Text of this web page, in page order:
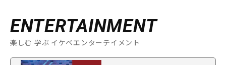
ENTERTAINMENT
楽しむ 学ぶ イケベエンターテイメント